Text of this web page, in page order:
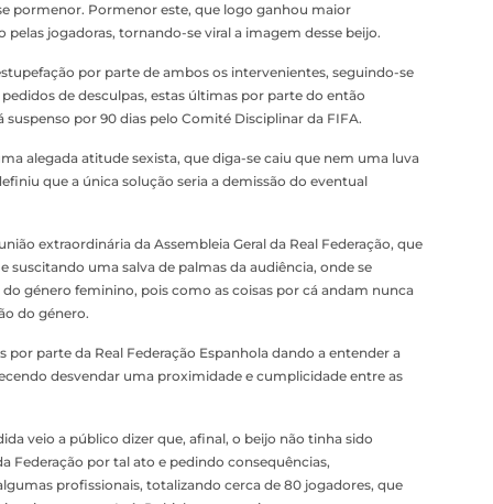
pormenor. Pormenor este, que logo ganhou maior
jogadoras, tornando-se viral a imagem desse beijo.
por parte de ambos os intervenientes, seguindo-se
de desculpas, estas últimas por parte do então
por 90 dias pelo Comité Disciplinar da FIFA.
alegada atitude sexista, que diga-se caiu que nem uma luva
que a única solução seria a demissão do eventual
extraordinária da Assembleia Geral da Real Federação, que
suscitando uma salva de palmas da audiência, onde se
género feminino, pois como as coisas por cá andam nunca
do género.
parte da Real Federação Espanhola dando a entender a
desvendar uma proximidade e cumplicidade entre as
veio a público dizer que, afinal, o beijo não tinha sido
Federação por tal ato e pedindo consequências,
profissionais, totalizando cerca de 80 jogadores, que